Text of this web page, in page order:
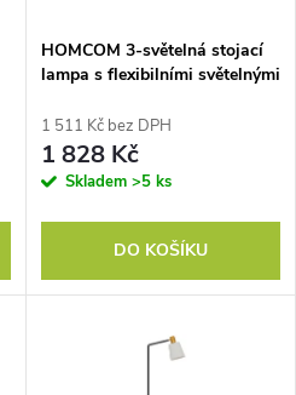
HOMCOM 3-světelná stojací
lampa s flexibilními světelnými
stromu, pro obývací pokoj a
ložnici, kov, černá barva
1 511 Kč bez DPH
1 828 Kč
Skladem >5 ks
DO KOŠÍKU